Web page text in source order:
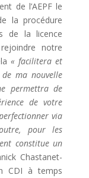
de l’AEPF le
la procédure
de la licence
notre
« facilitera et
ma nouvelle
permettra de
de votre
via
pour les
constitue un
Chastanet-
CDI à temps